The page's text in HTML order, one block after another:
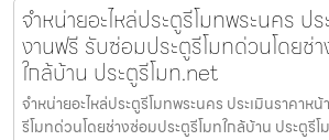
จำหน่ายอะไหล่ประตูรีโมทพระนคร ปร
งานฟรี รับซ่อมประตูรีโมทด่วนโดยช่
ใกล้บ้าน ประตูรีโมท.net
จำหน่ายอะไหล่ประตูรีโมทพระนคร ประเมินราคาห
รีโมทด่วนโดยช่างซ่อมประตูรีโมทใกล้บ้าน ประตูรี